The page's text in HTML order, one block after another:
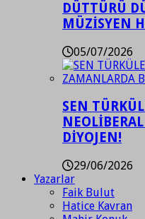
DÜTTÜRÜ
MÜZİSYEN
05/07/2026
SEN
DİYOJEN!
29/06/2026
Yazarlar
Faik Bulut
Hatice Kavran